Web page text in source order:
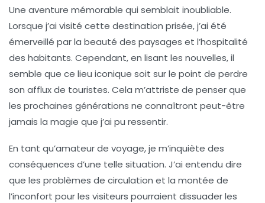
Une aventure mémorable qui semblait inoubliable.
Lorsque j’ai visité cette destination prisée, j’ai été
émerveillé par la beauté des paysages et l’hospitalité
des habitants. Cependant, en lisant les nouvelles, il
semble que ce lieu iconique soit sur le point de perdre
son afflux de touristes. Cela m’attriste de penser que
les prochaines générations ne connaîtront peut-être
jamais la magie que j’ai pu ressentir.
En tant qu’amateur de voyage, je m’inquiète des
conséquences d’une telle situation. J’ai entendu dire
que les problèmes de circulation et la montée de
l’inconfort pour les visiteurs pourraient dissuader les